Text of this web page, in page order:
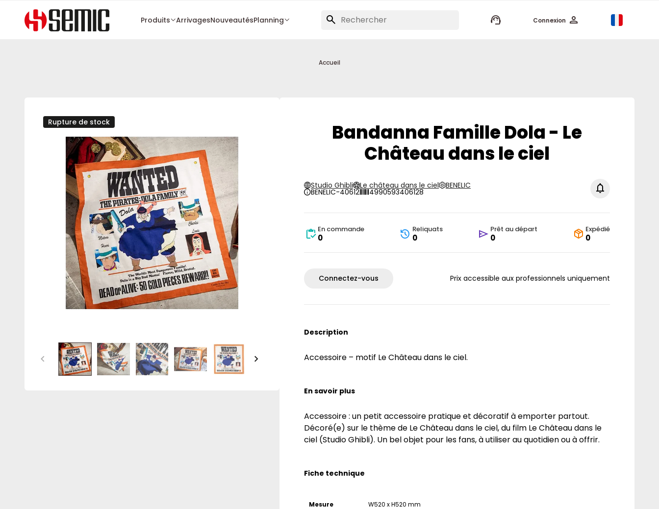
Produits ArrivagesNouveautésPlanning Connexion
Accueil
Rupture de stock
Bandanna Famille Dola - Le
Château dans le ciel
Studio Ghibli Le château dans le ciel BENELIC
BENELIC-40612 4990593406128
En commande
0
Reliquats
0
Prêt au départ
0
Expédié
0
Connectez-vous Prix accessible aux professionnels uniquement
Description
Accessoire – motif Le Château dans le ciel.
En savoir plus
Accessoire : un petit accessoire pratique et décoratif à emporter partout.
Décoré(e) sur le thème de Le Château dans le ciel, du film Le Château dans le
ciel (Studio Ghibli). Un bel objet pour les fans, à utiliser au quotidien ou à offrir.
Fiche technique
Mesure W520 x H520 mm